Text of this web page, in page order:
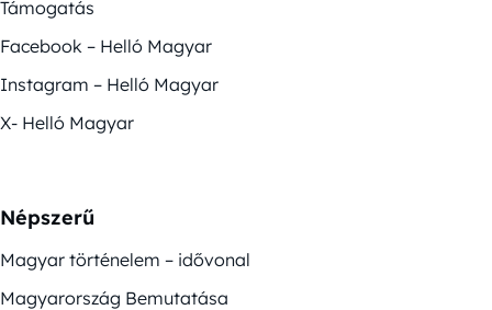
Támogatás
Facebook – Helló Magyar
Instagram – Helló Magyar
X- Helló Magyar
Népszerű
Magyar történelem – idővonal
Magyarország Bemutatása